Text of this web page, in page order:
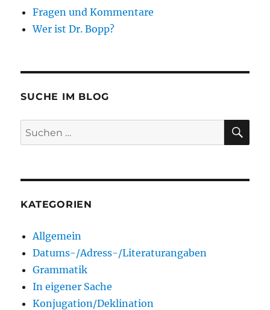
Fragen und Kommentare
Wer ist Dr. Bopp?
SUCHE IM BLOG
Suchen
nach:
KATEGORIEN
Allgemein
Datums-/Adress-/Literaturangaben
Grammatik
In eigener Sache
Konjugation/Deklination